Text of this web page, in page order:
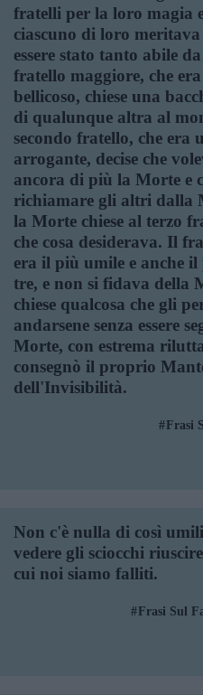
fratelli per la loro magia
ciascuno di loro
essere stato tanto abile
fratello maggiore, che
bellicoso, chiese una
di qualunque altra al
secondo fratello, che era
arrogante, decise che
ancora di più la Morte e
richiamare gli altri dalla
la Morte chiese al terzo
che cosa desiderava. Il
era il più umile e anche il
tre, e non si fidava della
chiese qualcosa che gli
andarsene senza essere
Morte, con estrema
consegnò il proprio
dell'Invisibilità.
Frasi
Non c'è nulla di così
vedere gli sciocchi
cui noi siamo falliti.
Frasi Sul